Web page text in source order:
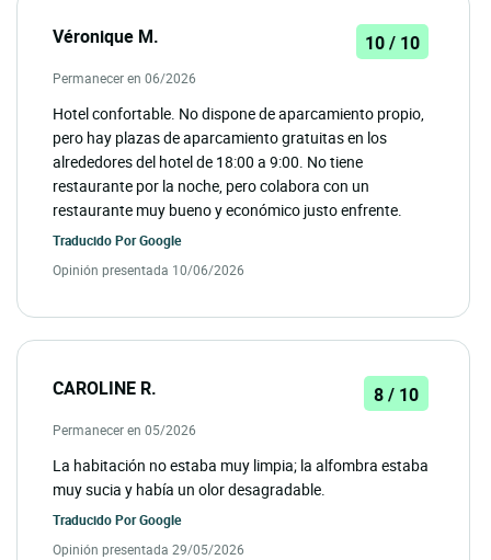
Véronique M. 10 / 10
Permanecer en 06/2026
Hotel confortable. No dispone de aparcamiento propio,
pero hay plazas de aparcamiento gratuitas en los
alrededores del hotel de 18:00 a 9:00. No tiene
restaurante por la noche, pero colabora con un
restaurante muy bueno y económico justo enfrente.
Traducido PorGoogle
Opinión presentada 10/06/2026
CAROLINE R. 8 / 10
Permanecer en 05/2026
La habitación no estaba muy limpia; la alfombra estaba
muy sucia y había un olor desagradable.
Traducido PorGoogle
Opinión presentada 29/05/2026